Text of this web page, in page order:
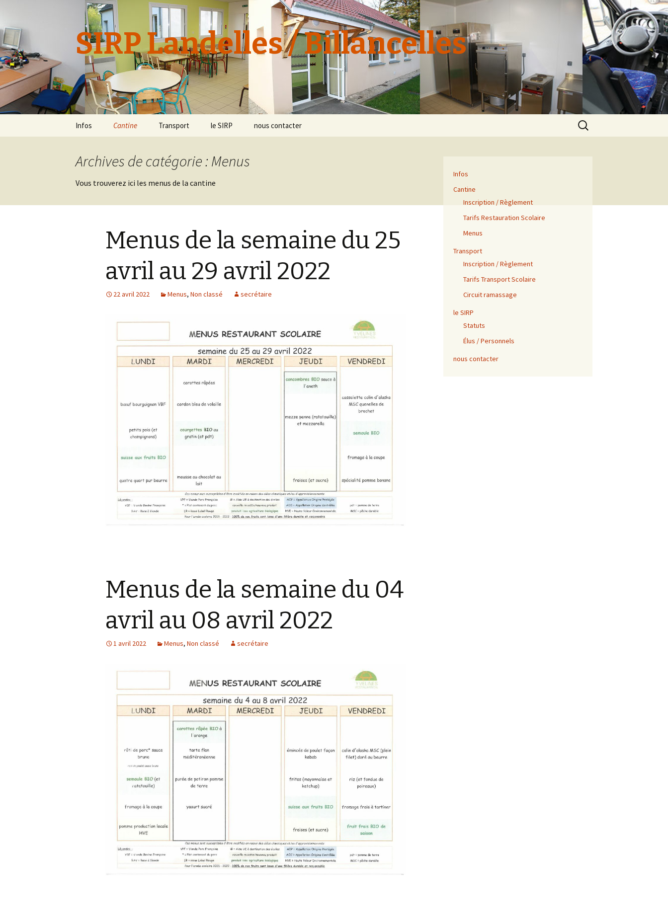
SIRP Landelles / Billancelles
Aller
Infos Cantine
Tarifs Restauration
Transport
Tarifs Transport Scolaire
le SIRP nous contacter Rechercher :
Archives de catégorie : Menus
Vous trouverez ici les menus de la cantine
Menus de la semaine du 25
avril au 29 avril 2022
22 avril 2022 Menus, Non classé secrétaire
Menus de la semaine du 04
avril au 08 avril 2022
1 avril 2022 Menus, Non classé secrétaire
Infos
Cantine
Inscription / Règlement
Tarifs Restauration Scolaire
Menus
Transport
Inscription / Règlement
Tarifs Transport Scolaire
Circuit ramassage
le SIRP
Statuts
Élus / Personnels
nous contacter